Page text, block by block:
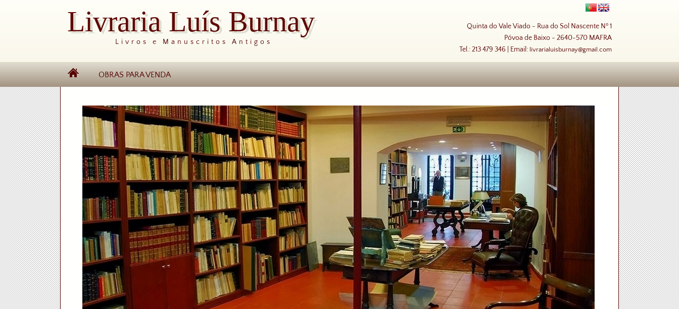
Livraria Luís Burnay
Livros e Manuscritos Antigos
Quinta do Vale Viado - Rua do Sol Nascente Nº 1
Póvoa de Baixo - 2640-570 MAFRA
Tel.: 213 479 346 | Email: livrarialuisburnay@gmail.com
OBRAS PARA VENDA